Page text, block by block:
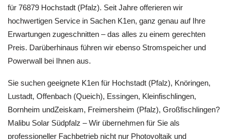
für 76879 Hochstadt (Pfalz). Seit Jahre offerieren wir
hochwertigen Service in Sachen K1en, ganz genau auf Ihre
Erwartungen zugeschnitten – das alles zu einem gerechten
Preis. Darüberhinaus führen wir ebenso Stromspeicher und
Powerwall bei Ihnen aus.
Sie suchen geeignete K1en für Hochstadt (Pfalz), Knöringen,
Lustadt, Offenbach (Queich), Essingen, Kleinfischlingen,
Bornheim undZeiskam, Freimersheim (Pfalz), Großfischlingen?
Malibu Solar Südpfalz – Wir übernehmen für Sie als
professioneller Fachbetrieb nicht nur Photovoltaik und